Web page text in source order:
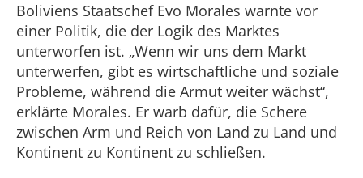
Boliviens Staatschef Evo Morales warnte vor
einer Politik, die der Logik des Marktes
unterworfen ist. „Wenn wir uns dem Markt
unterwerfen, gibt es wirtschaftliche und soziale
Probleme, während die Armut weiter wächst“,
erklärte Morales. Er warb dafür, die Schere
zwischen Arm und Reich von Land zu Land und
Kontinent zu Kontinent zu schließen.